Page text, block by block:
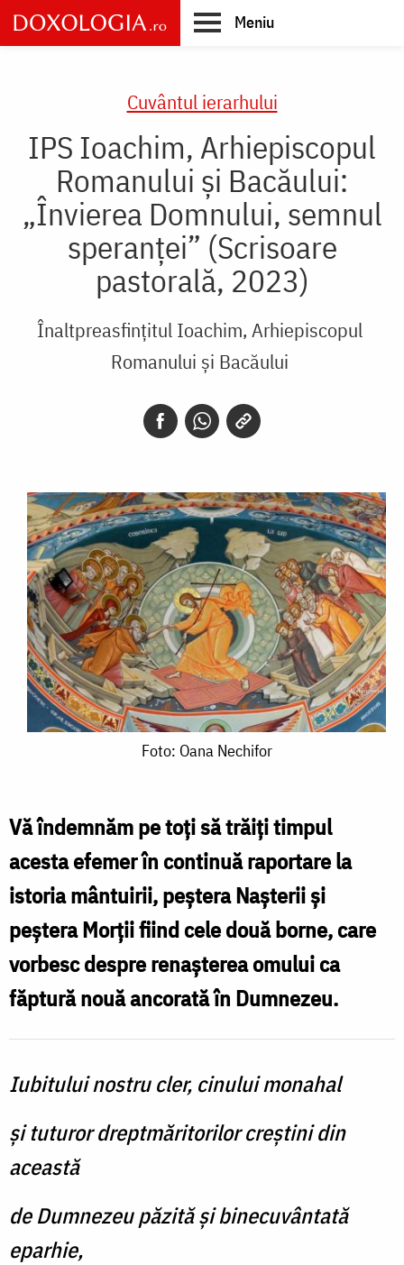
Skip
to
main
Meniu
Cuvântul ierarhului
IPS Ioachim, Arhiepiscopul
Romanului și Bacăului:
„Învierea Domnului, semnul
speranței” (Scrisoare
pastorală, 2023)
Înaltpreasfințitul Ioachim, Arhiepiscopul
Romanului și Bacăului
Nechifor
Foto: Oana Nechifor
Vă îndemnăm pe toți să trăiți timpul
acesta efemer în continuă raportare la
istoria mântuirii, peștera Nașterii și
peștera Morții fiind cele două borne, care
vorbesc despre renașterea omului ca
făptură nouă ancorată în Dumnezeu.
Iubitului nostru cler, cinului monahal
şi tuturor dreptmăritorilor creştini din
această
de Dumnezeu păzită şi binecuvântată
eparhie,